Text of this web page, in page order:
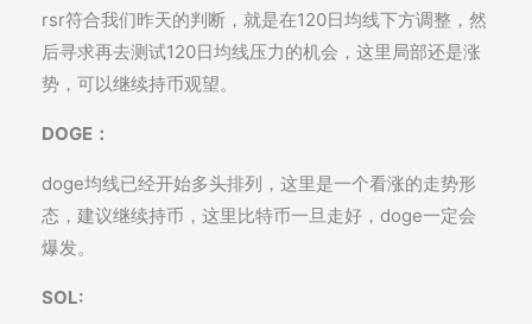
rsr符合我们昨天的判断，就是在120日均线下方调整，然
后寻求再去测试120日均线压力的机会，这里局部还是涨
势，可以继续持币观望。
DOGE：
doge均线已经开始多头排列，这里是一个看涨的走势形
态，建议继续持币，这里比特币一旦走好，doge一定会
爆发。
SOL: